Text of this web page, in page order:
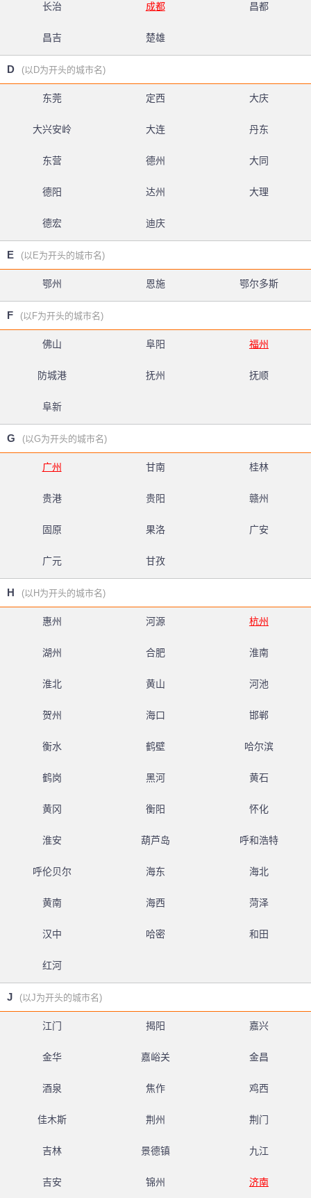
长治 成都 昌都
昌吉 楚雄
D (以D为开头的城市名)
东莞 定西 大庆
大兴安岭 大连 丹东
东营 德州 大同
德阳 达州 大理
德宏 迪庆
E (以E为开头的城市名)
鄂州 恩施 鄂尔多斯
F (以F为开头的城市名)
佛山 阜阳 福州
防城港 抚州 抚顺
阜新
G (以G为开头的城市名)
广州 甘南 桂林
贵港 贵阳 赣州
固原 果洛 广安
广元 甘孜
H (以H为开头的城市名)
惠州 河源 杭州
湖州 合肥 淮南
淮北 黄山 河池
贺州 海口 邯郸
衡水 鹤壁 哈尔滨
鹤岗 黑河 黄石
黄冈 衡阳 怀化
淮安 葫芦岛 呼和浩特
呼伦贝尔 海东 海北
黄南 海西 菏泽
汉中 哈密 和田
红河
J (以J为开头的城市名)
江门 揭阳 嘉兴
金华 嘉峪关 金昌
酒泉 焦作 鸡西
佳木斯 荆州 荆门
吉林 景德镇 九江
吉安 锦州 济南